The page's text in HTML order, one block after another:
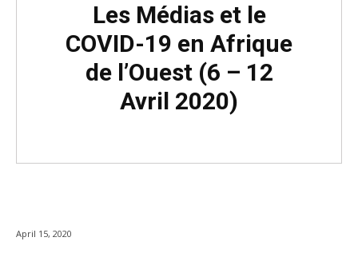
Les Médias et le
COVID-19 en Afrique
de l’Ouest (6 – 12
Avril 2020)
April 15, 2020